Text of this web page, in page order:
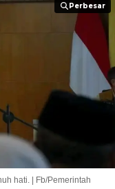
Perbesar
Perbesar
hati. | Fb/Pemerintah